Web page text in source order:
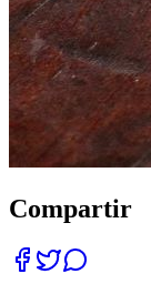
Compartir